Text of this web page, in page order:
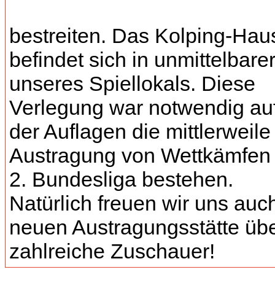
bestreiten. Das Kolping-
befindet sich in
unseres Spiellokals. Diese
Verlegung war notwendig
der Auflagen die
Austragung von
2. Bundesliga bestehen.
Natürlich freuen wir uns
neuen Austragungsstätte
zahlreiche Zuschauer!